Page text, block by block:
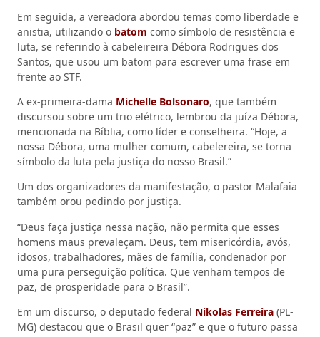
Em seguida, a vereadora abordou temas como liberdade e
anistia, utilizando o batom como símbolo de resistência e
luta, se referindo à cabeleireira Débora Rodrigues dos
Santos, que usou um batom para escrever uma frase em
frente ao STF.
A ex-primeira-dama Michelle Bolsonaro, que também
discursou sobre um trio elétrico, lembrou da juíza Débora,
mencionada na Bíblia, como líder e conselheira. “Hoje, a
nossa Débora, uma mulher comum, cabelereira, se torna
símbolo da luta pela justiça do nosso Brasil.”
Um dos organizadores da manifestação, o pastor Malafaia
também orou pedindo por justiça.
“Deus faça justiça nessa nação, não permita que esses
homens maus prevaleçam. Deus, tem misericórdia, avós,
idosos, trabalhadores, mães de família, condenador por
uma pura perseguição política. Que venham tempos de
paz, de prosperidade para o Brasil”.
Em um discurso, o deputado federal Nikolas Ferreira (PL-
MG) destacou que o Brasil quer “paz” e que o futuro passa